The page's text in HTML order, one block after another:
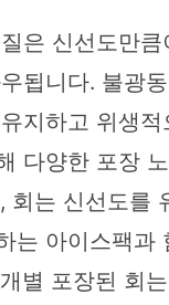
은 신선도만
됩니다. 불광
지하고 위생적
다양한 포장
회는 신선도를
는 아이스팩과
별 포장된 회